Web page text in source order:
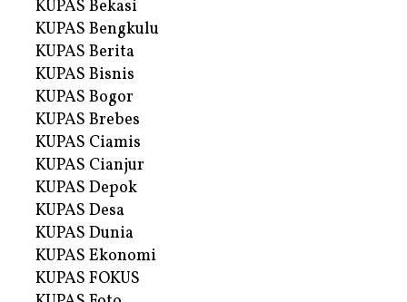
KUPAS Bekasi
KUPAS Bengkulu
KUPAS Berita
KUPAS Bisnis
KUPAS Bogor
KUPAS Brebes
KUPAS Ciamis
KUPAS Cianjur
KUPAS Depok
KUPAS Desa
KUPAS Dunia
KUPAS Ekonomi
KUPAS FOKUS